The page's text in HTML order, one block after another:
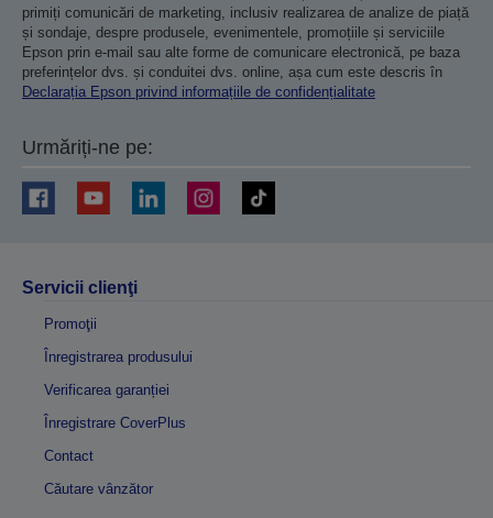
primiți comunicări de marketing, inclusiv realizarea de analize de piață
și sondaje, despre produsele, evenimentele, promoțiile și serviciile
Epson prin e-mail sau alte forme de comunicare electronică, pe baza
preferințelor dvs. și conduitei dvs. online, așa cum este descris în
Declarația Epson privind informațiile de confidențialitate
Urmăriți-ne pe:
Servicii clienţi
Promoţii
Înregistrarea produsului
Verificarea garanției
Înregistrare CoverPlus
Contact
Căutare vânzător